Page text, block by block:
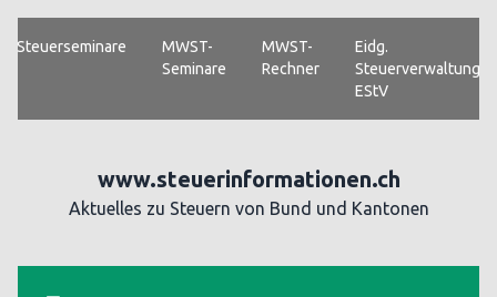
Steuerseminare
MWST-
Seminare
MWST-
Rechner
Eidg.
Steuerverwaltung
EStV
www.steuerinformationen.ch
Aktuelles zu Steuern von Bund und Kantonen